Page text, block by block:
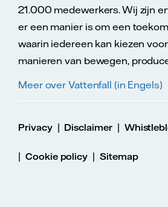
21.000 medewerkers. Wij zijn
er een manier is om een
waarin iedereen kan kiezen
manieren van bewegen,
Meer over Vattenfall (in Engels)
Privacy| Disclaimer|
| Cookie policy | Sitemap